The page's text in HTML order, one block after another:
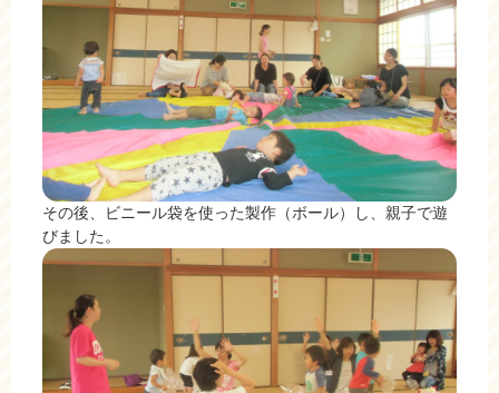
その後、ビニール袋を使った製作（ボール）し、親子で遊
びました。